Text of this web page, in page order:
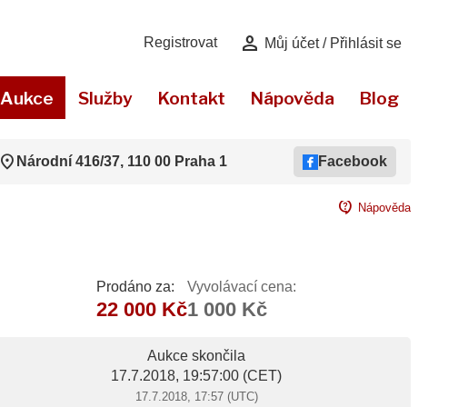
Registrovat person Můj účet / Přihlásit se
Aukce Služby Kontakt Nápověda Blog
location_on Národní 416/37, 110 00 Praha 1 Facebook
contact_support Nápověda
Prodáno za:
22 000 Kč
Vyvolávací cena:
1 000 Kč
Aukce skončila
17.7.2018, 19:57:00 (CET)
17.7.2018, 17:57 (UTC)